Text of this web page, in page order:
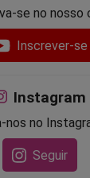
se no nosso
Inscrever-se
Instagram
nos no
Seguir